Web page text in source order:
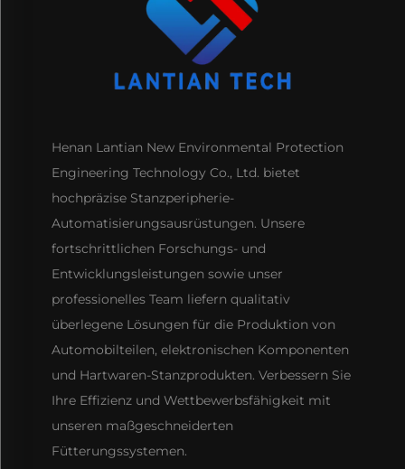
Henan Lantian New Environmental Protection
Engineering Technology Co., Ltd. bietet
hochpräzise Stanzperipherie-
Automatisierungsausrüstungen. Unsere
fortschrittlichen Forschungs- und
Entwicklungsleistungen sowie unser
professionelles Team liefern qualitativ
überlegene Lösungen für die Produktion von
Automobilteilen, elektronischen Komponenten
und Hartwaren-Stanzprodukten. Verbessern Sie
Ihre Effizienz und Wettbewerbsfähigkeit mit
unseren maßgeschneiderten
Fütterungssystemen.